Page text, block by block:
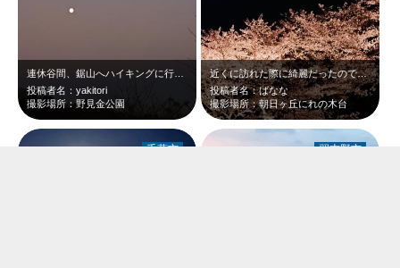
連休谷間、鋸山へハイキングに行く前に、ここで、朝日の撮影です。日の出が遅いこの…
投稿者名：yakitori
撮影場所：野見金公園
近くに訪れた際に綺麗だったので撮りました！ 夜桜はあまり見た事がなかったので…
投稿者名：ばなな
撮影場所：朝日ヶ丘にれの木台
千葉市 習志野市